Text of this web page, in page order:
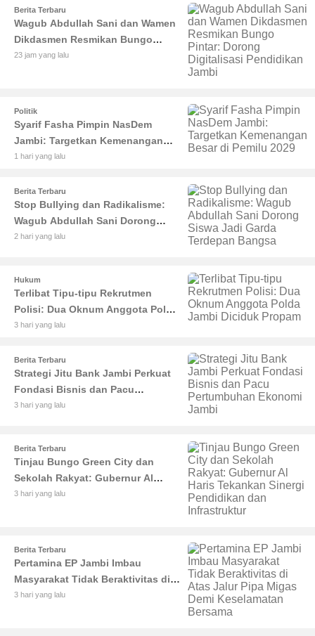
Berita Terbaru
Wagub Abdullah Sani dan Wamen
Dikdasmen Resmikan Bungo
Pintar: Dorong Digitalisasi
23 jam yang lalu
Politik
Syarif Fasha Pimpin NasDem
Jambi: Targetkan Kemenangan
Besar di Pemilu 2029
1 hari yang lalu
Berita Terbaru
Stop Bullying dan Radikalisme:
Wagub Abdullah Sani Dorong
Siswa Jadi Garda Terdepan
2 hari yang lalu
Hukum
Terlibat Tipu-tipu Rekrutmen
Polisi: Dua Oknum Anggota Polda
Jambi Diciduk Propam
3 hari yang lalu
Berita Terbaru
Strategi Jitu Bank Jambi Perkuat
Fondasi Bisnis dan Pacu
Pertumbuhan Ekonomi Jambi
3 hari yang lalu
Berita Terbaru
Tinjau Bungo Green City dan
Sekolah Rakyat: Gubernur Al
Haris Tekankan Sinergi
3 hari yang lalu
Berita Terbaru
Pertamina EP Jambi Imbau
Masyarakat Tidak Beraktivitas di
Atas Jalur Pipa Migas Demi
3 hari yang lalu